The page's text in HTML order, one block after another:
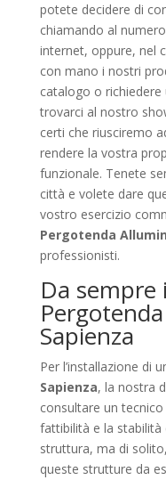
potete decidere di
chiamando al
internet, oppure, nel
con mano i nostri
catalogo o
trovarci al nostro
certi che riusciremo
rendere la vostra
funzionale. Tenete
città e volete dare
vostro esercizio
Pergotenda
professionisti.
Da sempre
Sapienza
Per l’installazione di
Sapienza, la nostra
consultare un
fattibilità e la stabilità
struttura, ma di
queste strutture da